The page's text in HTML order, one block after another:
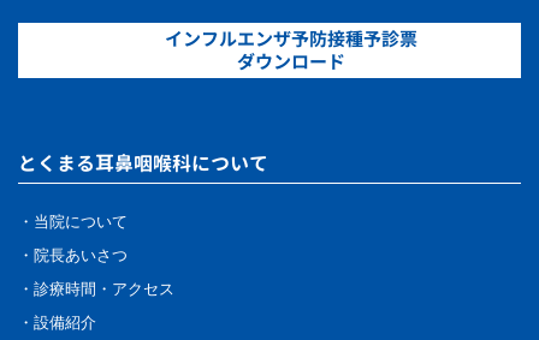
インフルエンザ予防接種予診票
ダウンロード
とくまる耳鼻咽喉科について
・当院について
・院長あいさつ
・診療時間・アクセス
・設備紹介